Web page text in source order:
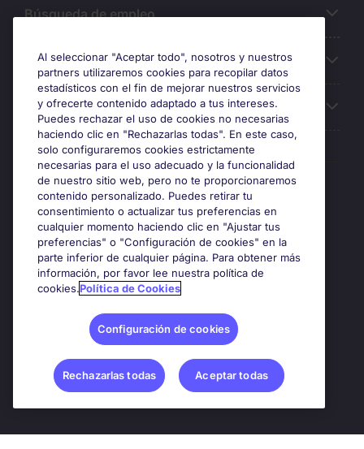
Búsqueda de empleo
Oficinas
Sobre Michael Page
Premios y certificaciones
Google Rating
4.8
Al seleccionar "Aceptar todo", nosotros y nuestros
partners utilizaremos cookies para recopilar datos
estadísticos con el fin de mejorar nuestros servicios
y ofrecerte contenido adaptado a tus intereses.
Puedes rechazar el uso de cookies no necesarias
haciendo clic en "Rechazarlas todas". En este caso,
solo configuraremos cookies estrictamente
necesarias para el uso adecuado y la funcionalidad
de nuestro sitio web, pero no te proporcionaremos
contenido personalizado. Puedes retirar tu
consentimiento o actualizar tus preferencias en
cualquier momento haciendo clic en "Ajustar tus
preferencias" o "Configuración de cookies" en la
parte inferior de cualquier página. Para obtener más
información, por favor lee nuestra política de
cookies.Política de Cookies
Configuración de cookies
Rechazarlas todas Aceptar todas